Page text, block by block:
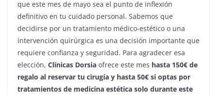
que este mes de mayo sea el punto de inflexión
definitivo en tu cuidado personal. Sabemos que
decidirse por un tratamiento médico-estético o una
intervención quirúrgica es una decisión importante que
requiere confianza y seguridad. Para agradecer esa
elección, Clínicas Dorsia ofrece este mes hasta 150€ de
regalo al reservar tu cirugía y hasta 50€ si optas por
tratamientos de medicina estética solo durante este